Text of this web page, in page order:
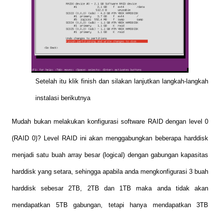
Setelah itu klik finish dan silakan lanjutkan langkah-langkah
instalasi berikutnya
Mudah bukan melakukan konfigurasi software RAID dengan level 0
(RAID 0)? Level RAID ini akan menggabungkan beberapa harddisk
menjadi satu buah array besar (logical) dengan gabungan kapasitas
harddisk yang setara, sehingga apabila anda mengkonfigurasi 3 buah
harddisk sebesar 2TB, 2TB dan 1TB maka anda tidak akan
mendapatkan 5TB gabungan, tetapi hanya mendapatkan 3TB